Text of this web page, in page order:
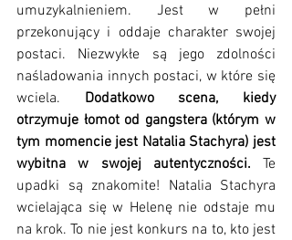
umuzykalnieniem. Jest w pełni
przekonujący i oddaje charakter swojej
postaci. Niezwykłe są jego zdolności
naśladowania innych postaci, w które się
wciela. Dodatkowo scena, kiedy
otrzymuje łomot od gangstera (którym w
tym momencie jest Natalia Stachyra) jest
wybitna w swojej autentyczności. Te
upadki są znakomite! Natalia Stachyra
wcielająca się w Helenę nie odstaje mu
na krok. To nie jest konkurs na to, kto jest